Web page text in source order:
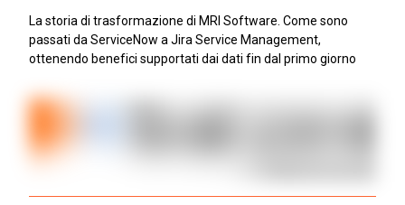
La storia di trasformazione di MRI Software. Come sono
passati da ServiceNow a Jira Service Management,
ottenendo benefici supportati dai dati fin dal primo giorno